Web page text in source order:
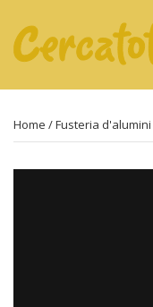
Home /Fusteria d'alumini